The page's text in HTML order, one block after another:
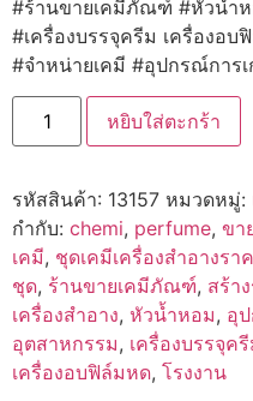
#ร้านขายเคมีภัณฑ์ #หัวน้ำ
#เครื่องบรรจุครีม เครื่องอ
#จำหน่ายเคมี #อุปกรณ์การ
จำนวน
13157
ชุด
ขจัด
คราบ
ไข
มัน
ชิ้น
หยิบใส่ตะกร้า
รหัสสินค้า: 13157 หมวดหมู่:
กำกับ: chemi, perfume, ขา
เคมี, ชุดเคมีเครื่องสำอางรา
ชุด, ร้านขายเคมีภัณฑ์, สร้า
เครื่องสำอาง, หัวน้ำหอม, อุ
อุตสาหกรรม, เครื่องบรรจุค
เครื่องอบฟิล์มหด, โรงงาน